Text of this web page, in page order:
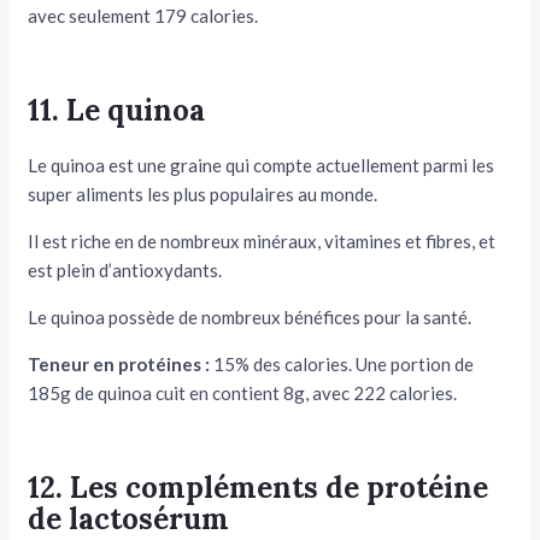
avec seulement 179 calories.
11. Le quinoa
Le quinoa est une graine qui compte actuellement parmi les
super aliments les plus populaires au monde.
Il est riche en de nombreux minéraux, vitamines et fibres, et
est plein d’antioxydants.
Le quinoa possède de nombreux bénéfices pour la santé.
Teneur en protéines : 15% des calories. Une portion de
185g de quinoa cuit en contient 8g, avec 222 calories.
12. Les compléments de protéine
de lactosérum